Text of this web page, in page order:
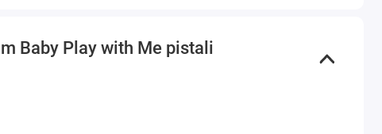
Baby Play with Me pistali